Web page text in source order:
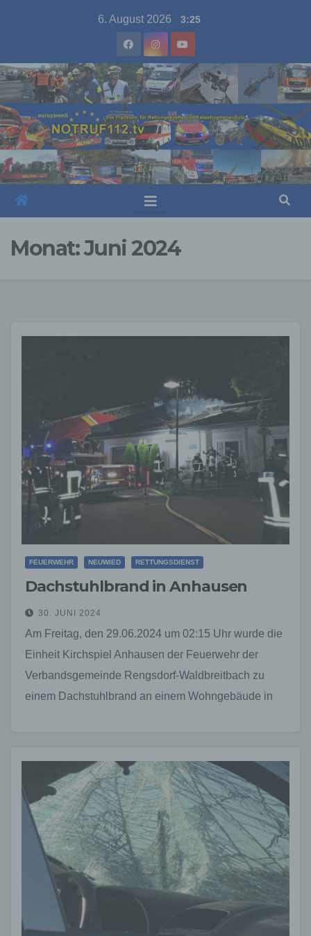
6. August 2026 3:25
Monat:Juni 2024
FEUERWEHR NEUWIED RETTUNGSDIENST
Dachstuhlbrand in Anhausen
30. JUNI 2024
Am Freitag, den 29.06.2024 um 02:15 Uhr wurde die
Einheit Kirchspiel Anhausen der Feuerwehr der
Verbandsgemeinde Rengsdorf-Waldbreitbach zu
einem Dachstuhlbrand an einem Wohngebäude in